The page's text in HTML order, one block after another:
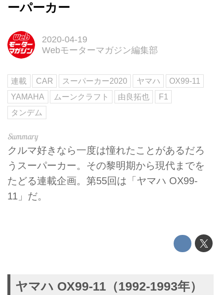
ーパーカー
2020-04-19
Webモーターマガジン編集部
連載 CAR スーパーカー2020 ヤマハ
OX99-11
YAMAHA
ムーンクラフト 由良拓也
F1
タンデム
クルマ好きなら一度は憧れたことがあるだろ
うスーパーカー。その黎明期から現代までを
たどる連載企画。第55回は「ヤマハ OX99-
11」だ。
ヤマハ OX99-11（1992-1993年）